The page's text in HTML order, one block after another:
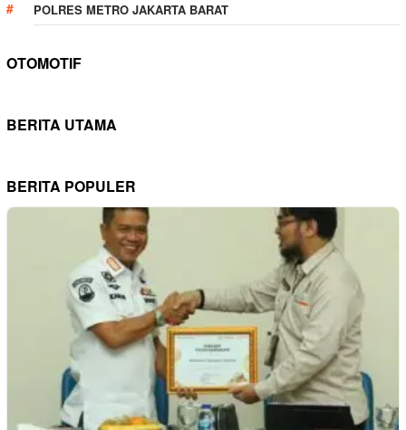
POLRES METRO JAKARTA BARAT
OTOMOTIF
BERITA UTAMA
BERITA POPULER